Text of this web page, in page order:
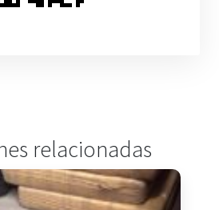
relacionadas